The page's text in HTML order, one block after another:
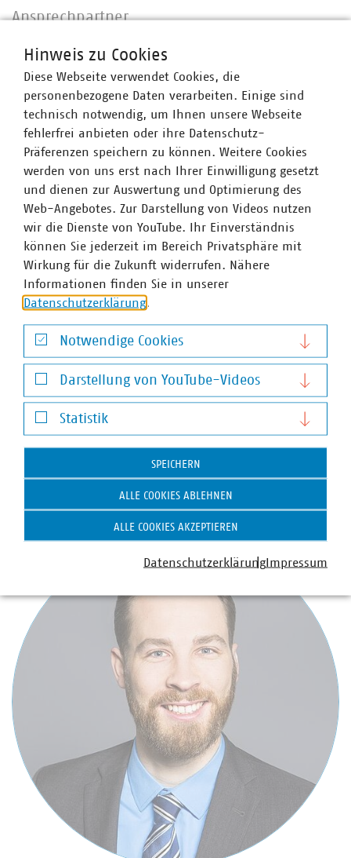
Ansprechpartner
Annika Herzhoff
Senior Fachgebietsleiterin für Energietechnik und
+49 170 8580389
herzhoff(at)vku(dot)de
Hinweis zu Cookies
Diese Webseite verwendet Cookies, die
personenbezogene Daten verarbeiten. Einige sind
technisch notwendig, um Ihnen unsere Webseite
fehlerfrei anbieten oder ihre Datenschutz-
Präferenzen speichern zu können. Weitere Cookies
werden von uns erst nach Ihrer Einwilligung gesetzt
und dienen zur Auswertung und Optimierung des
Web-Angebotes. Zur Darstellung von Videos nutzen
wir die Dienste von YouTube. Ihr Einverständnis
können Sie jederzeit im Bereich Privatsphäre mit
Wirkung für die Zukunft widerrufen. Nähere
Informationen finden Sie in unserer
Datenschutzerklärung.
Notwendige Cookies
Notwendige Cookies
Darstellung von YouTube-Videos
Darstellung von YouTube-Videos
Statistik
Statistik
SPEICHERN
ALLE COOKIES ABLEHNEN
ALLE COOKIES AKZEPTIEREN
DatenschutzerklärungImpressum